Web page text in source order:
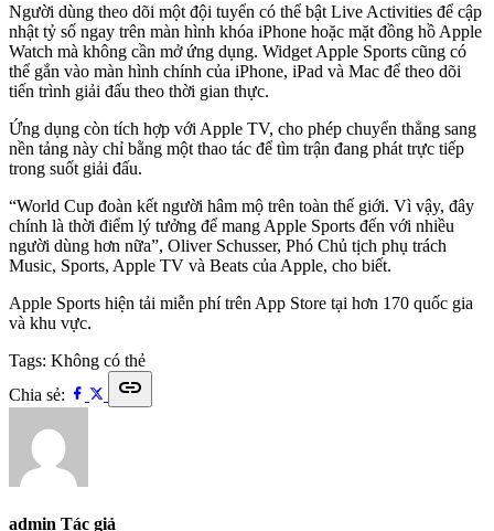
Người dùng theo dõi một đội tuyển có thể bật Live Activities để cập
nhật tỷ số ngay trên màn hình khóa iPhone hoặc mặt đồng hồ Apple
Watch mà không cần mở ứng dụng. Widget Apple Sports cũng có
thể gắn vào màn hình chính của iPhone, iPad và Mac để theo dõi
tiến trình giải đấu theo thời gian thực.
Ứng dụng còn tích hợp với Apple TV, cho phép chuyển thẳng sang
nền tảng này chỉ bằng một thao tác để tìm trận đang phát trực tiếp
trong suốt giải đấu.
“World Cup đoàn kết người hâm mộ trên toàn thế giới. Vì vậy, đây
chính là thời điểm lý tưởng để mang Apple Sports đến với nhiều
người dùng hơn nữa”, Oliver Schusser, Phó Chủ tịch phụ trách
Music, Sports, Apple TV và Beats của Apple, cho biết.
Apple Sports hiện tải miễn phí trên App Store tại hơn 170 quốc gia
và khu vực.
Tags: Không có thẻ
Chia sẻ:
link
admin Tác giả